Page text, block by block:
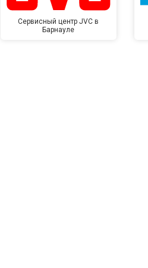
Сервисный центр JVC в
Барнауле